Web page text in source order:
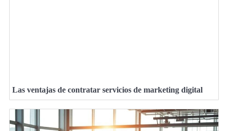
Las ventajas de contratar servicios de marketing digital